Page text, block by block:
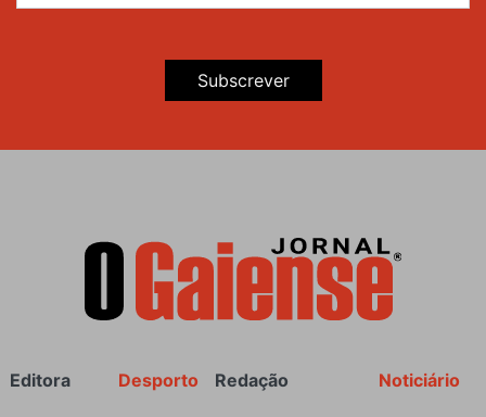
Subscrever
Rodapé Noticiário
Redação
Desporto
Editora